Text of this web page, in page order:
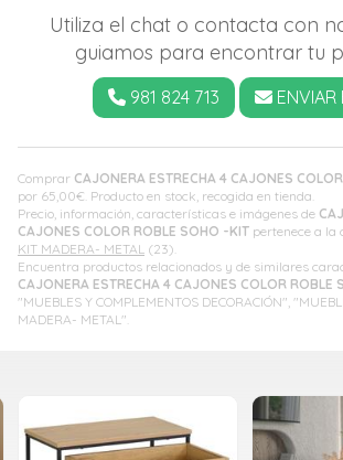
Comprar CAJONERA ESTRECHA 4 CAJONES
por 65,00€ . Producto en stock, recogida en tienda.
Precio, información, características e imágenes de
CAJONES COLOR ROBLE SOHO -KIT pertenece a la
KIT MADERA- METAL (23).
Encuentra productos relacionados y de similares
CAJONERA ESTRECHA 4 CAJONES COLOR ROBLE
"MUEBLES Y COMPLEMENTOS DECORACIÓN",
MADERA- METAL".
Utiliza el chat o contacta con
guiamos para encontrar tu
981 824 713 ENVIAR